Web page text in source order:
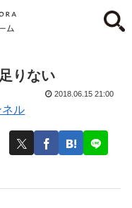
りない
ネル
2018.06.15 21:00